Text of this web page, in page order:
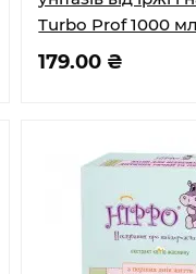
Turbo Prof 1000 мл
179.00 ₴